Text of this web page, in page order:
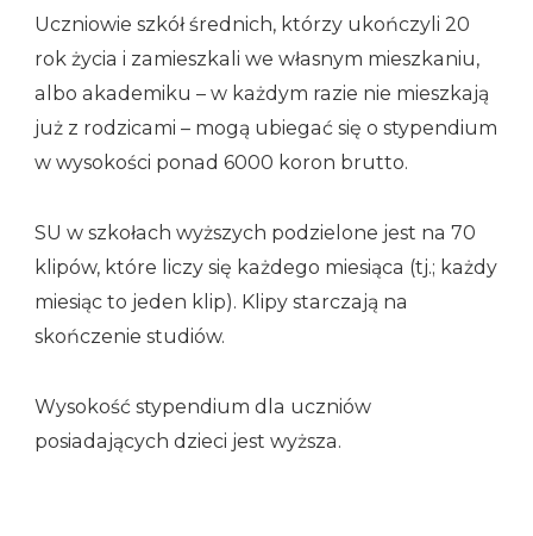
Uczniowie szkół średnich, którzy ukończyli 20
rok życia i zamieszkali we własnym mieszkaniu,
albo akademiku – w każdym razie nie mieszkają
już z rodzicami – mogą ubiegać się o stypendium
w wysokości ponad 6000 koron brutto.
SU w szkołach wyższych podzielone jest na 70
klipów, które liczy się każdego miesiąca (tj.; każdy
miesiąc to jeden klip). Klipy starczają na
skończenie studiów.
Wysokość stypendium dla uczniów
posiadających dzieci jest wyższa.